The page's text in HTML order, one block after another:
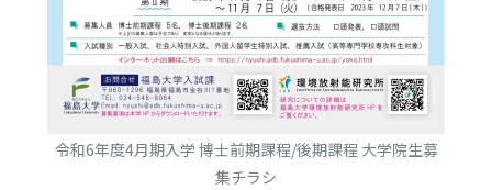
令和6年度4月期入学 博士前期課程/後期課程 大学院生募
集チラシ